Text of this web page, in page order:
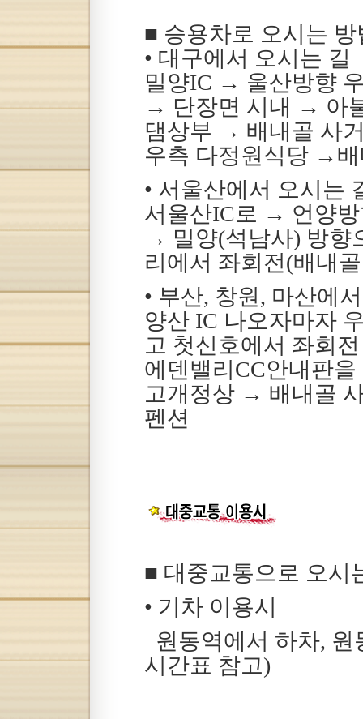
■ 승용차로 오시는 방
• 대구에서 오시는 길
밀양IC → 울산방향
→ 단장면 시내 → 아
댐상부 → 배내골 사
우측 다정원식당 →
• 서울산에서 오시는
서울산IC로 → 언양
→ 밀양(석남사) 방향
리에서 좌회전(배내
• 부산, 창원, 마산에
양산 IC 나오자마자
고 첫신호에서 좌회
에덴밸리CC안내판
고개정상 → 배내골
펜션
■ 대중교통으로 오시
• 기차 이용시
원동역에서 하차,
시간표 참고)